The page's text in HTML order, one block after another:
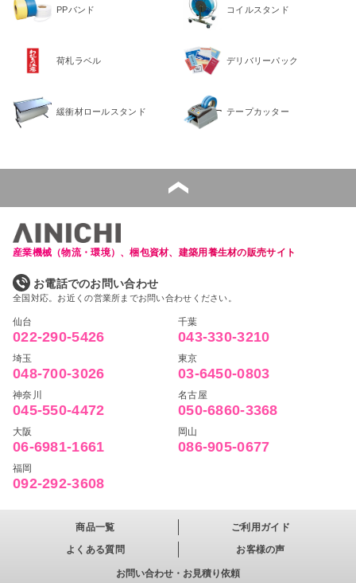
PPバンド コイルスタンド
荷札ラベル デリバリーパック
緩衝材ロールスタンド テープカッター
産業機械（物流・環境）、梱包資材、建築用養生材の販売サイト
お電話でのお問い合わせ
全国対応。お近くの営業所までお問い合わせください。
仙台
022-290-5426
千葉
043-330-3210
埼玉
048-700-3026
東京
03-6450-0803
神奈川
045-550-4472
名古屋
050-6860-3368
大阪
06-6981-1661
岡山
086-905-0677
福岡
092-292-3608
商品一覧
ご利用ガイド
よくある質問
お客様の声
お問い合わせ・お見積り依頼